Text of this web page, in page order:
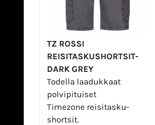
TZ ROSSI
REISITASKUSHORTSIT-
DARK GREY
Todella laadukkaat
polvipituiset
Timezone reisitasku-
shortsit.